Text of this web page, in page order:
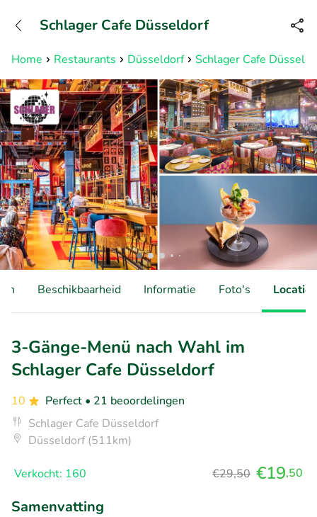
Bereikbaar tot 23:00 uur
Home Restaurants Düsseldorf Schlager Cafe
Schlager Cafe Düsseldorf
Beschikbaarheid Informatie Foto's Locatie
3-Gänge-Menü nach Wahl im
Schlager Cafe Düsseldorf
10 Perfect • 21 beoordelingen
Schlager Cafe Düsseldorf
Düsseldorf (511km)
Verkocht: 160 €29,50 €19,50
Samenvatting